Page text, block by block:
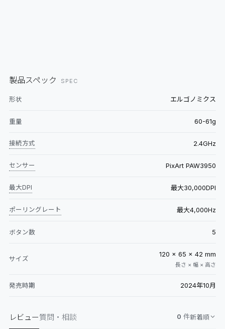
製品スペック SPEC
形状 エルゴノミクス
重量 60-61g
接続方式 2.4GHz
センサー PixArt PAW3950
最大DPI 最大30,000DPI
ポーリングレート 最大4,000Hz
ボタン数 5
サイズ
120 × 65 × 42 mm
長さ × 幅 × 高さ
発売時期 2024年10月
レビュー質問・相談 0 件新着順